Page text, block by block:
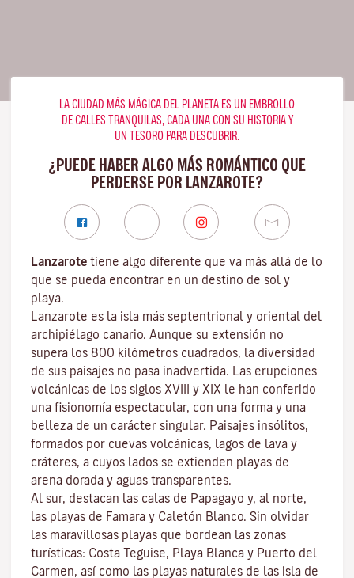
LA CIUDAD MÁS MÁGICA DEL PLANETA ES UN EMBROLLO
DE CALLES TRANQUILAS, CADA UNA CON SU HISTORIA Y
UN TESORO PARA DESCUBRIR.
¿PUEDE HABER ALGO MÁS ROMÁNTICO QUE
PERDERSE POR LANZAROTE?
Lanzarote tiene algo diferente que va más allá de lo
que se pueda encontrar en un destino de sol y
playa.
Lanzarote es la isla más septentrional y oriental del
archipiélago canario. Aunque su extensión no
supera los 800 kilómetros cuadrados, la diversidad
de sus paisajes no pasa inadvertida. Las erupciones
volcánicas de los siglos XVIII y XIX le han conferido
una fisionomía espectacular, con una forma y una
belleza de un carácter singular. Paisajes insólitos,
formados por cuevas volcánicas, lagos de lava y
cráteres, a cuyos lados se extienden playas de
arena dorada y aguas transparentes.
Al sur, destacan las calas de Papagayo y, al norte,
las playas de Famara y Caletón Blanco. Sin olvidar
las maravillosas playas que bordean las zonas
turísticas: Costa Teguise, Playa Blanca y Puerto del
Carmen, así como las playas naturales de las isla de